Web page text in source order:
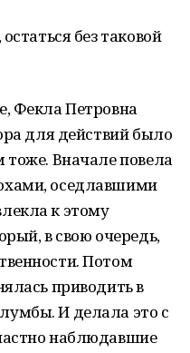
без таковой
Фекла Петровна
для действий было
Вначале повела
оседлавшими
к этому
в свою очередь,
Потом
приводить в
И делала это с
наблюдавшие